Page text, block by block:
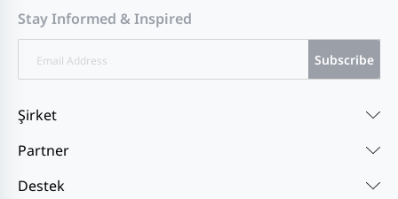
Stay Informed & Inspired
Subscribe
Şirket
Partner
Destek